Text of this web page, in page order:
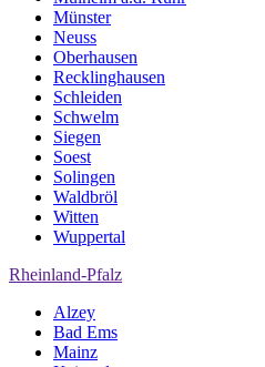
Münster
Neuss
Oberhausen
Recklinghausen
Schleiden
Schwelm
Siegen
Soest
Solingen
Waldbröl
Witten
Wuppertal
Rheinland-Pfalz
Alzey
Bad Ems
Mainz